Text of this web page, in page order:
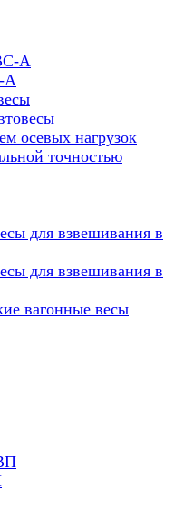
А
осевых нагрузок
точностью
для взвешивания в
для взвешивания в
вагонные весы